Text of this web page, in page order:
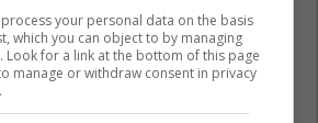
your personal data on the basis
which you can object to by managing
for a link at the bottom of this page
manage or withdraw consent in privacy